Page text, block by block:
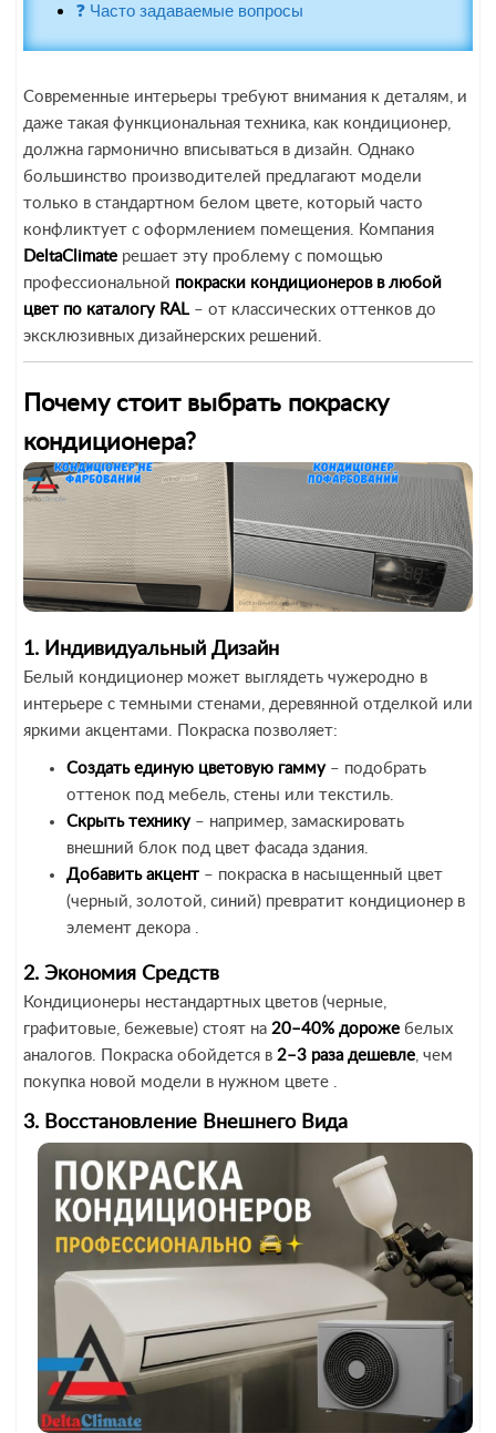
❓ Часто задаваемые вопросы
Современные интерьеры требуют внимания к деталям, и
даже такая функциональная техника, как кондиционер,
должна гармонично вписываться в дизайн. Однако
большинство производителей предлагают модели
только в стандартном белом цвете, который часто
конфликтует с оформлением помещения. Компания
DeltaClimate решает эту проблему с помощью
профессиональной покраски кондиционеров в любой
цвет по каталогу RAL– от классических оттенков до
эксклюзивных дизайнерских решений.
Почему стоит выбрать покраску
кондиционера?
1. Индивидуальный Дизайн
Белый кондиционер может выглядеть чужеродно в
интерьере с темными стенами, деревянной отделкой или
яркими акцентами. Покраска позволяет:
Создать единую цветовую гамму– подобрать
оттенок под мебель, стены или текстиль.
Скрыть технику– например, замаскировать
внешний блок под цвет фасада здания.
Добавить акцент – покраска в насыщенный цвет
(черный, золотой, синий) превратит кондиционер в
элемент декора .
2. Экономия Средств
Кондиционеры нестандартных цветов (черные,
графитовые, бежевые) стоят на 20–40% дороже белых
аналогов. Покраска обойдется в 2–3 раза дешевле , чем
покупка новой модели в нужном цвете .
3. Восстановление Внешнего Вида